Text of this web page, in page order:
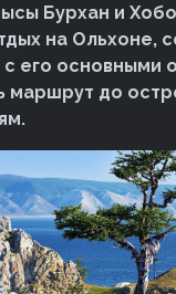
Бурхан и
на Ольхоне,
с его основными
маршрут до